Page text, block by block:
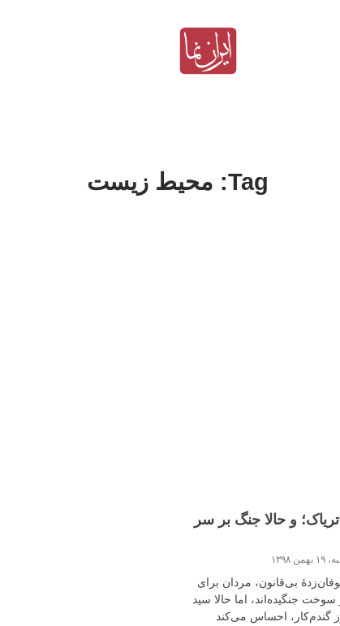
Tag: محیط زیست
و حالا جنگ بر سر
بهمن ۱۳۹۸
بی‌قانون، مردان برای
جنگیده‌اند، اما حالا سید
گندم‌کار، احساس می‌کند